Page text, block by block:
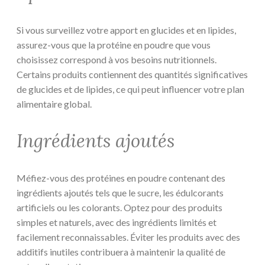
Si vous surveillez votre apport en glucides et en lipides,
assurez-vous que la protéine en poudre que vous
choisissez correspond à vos besoins nutritionnels.
Certains produits contiennent des quantités significatives
de glucides et de lipides, ce qui peut influencer votre plan
alimentaire global.
Ingrédients ajoutés
Méfiez-vous des protéines en poudre contenant des
ingrédients ajoutés tels que le sucre, les édulcorants
artificiels ou les colorants. Optez pour des produits
simples et naturels, avec des ingrédients limités et
facilement reconnaissables. Éviter les produits avec des
additifs inutiles contribuera à maintenir la qualité de